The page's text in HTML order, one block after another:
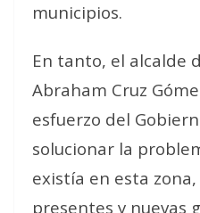
municipios.
En tanto, el alcalde
Abraham Cruz
esfuerzo del
solucionar la
existía en esta
presentes y nuevas